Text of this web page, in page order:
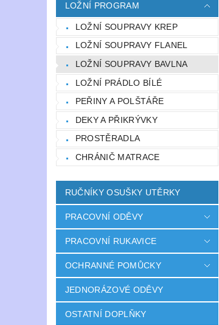
LOŽNÍ PROGRAM
LOŽNÍ SOUPRAVY KREP
LOŽNÍ SOUPRAVY FLANEL
LOŽNÍ SOUPRAVY BAVLNA
LOŽNÍ PRÁDLO BÍLÉ
PEŘINY A POLŠTÁŘE
DEKY A PŘIKRÝVKY
PROSTĚRADLA
CHRÁNIČ MATRACE
RUČNÍKY OSUŠKY UTĚRKY
PRACOVNÍ ODĚVY
PRACOVNÍ RUKAVICE
OCHRANNÉ POMŮCKY
JEDNORÁZOVÉ ODĚVY
OSTATNÍ DOPLŇKY